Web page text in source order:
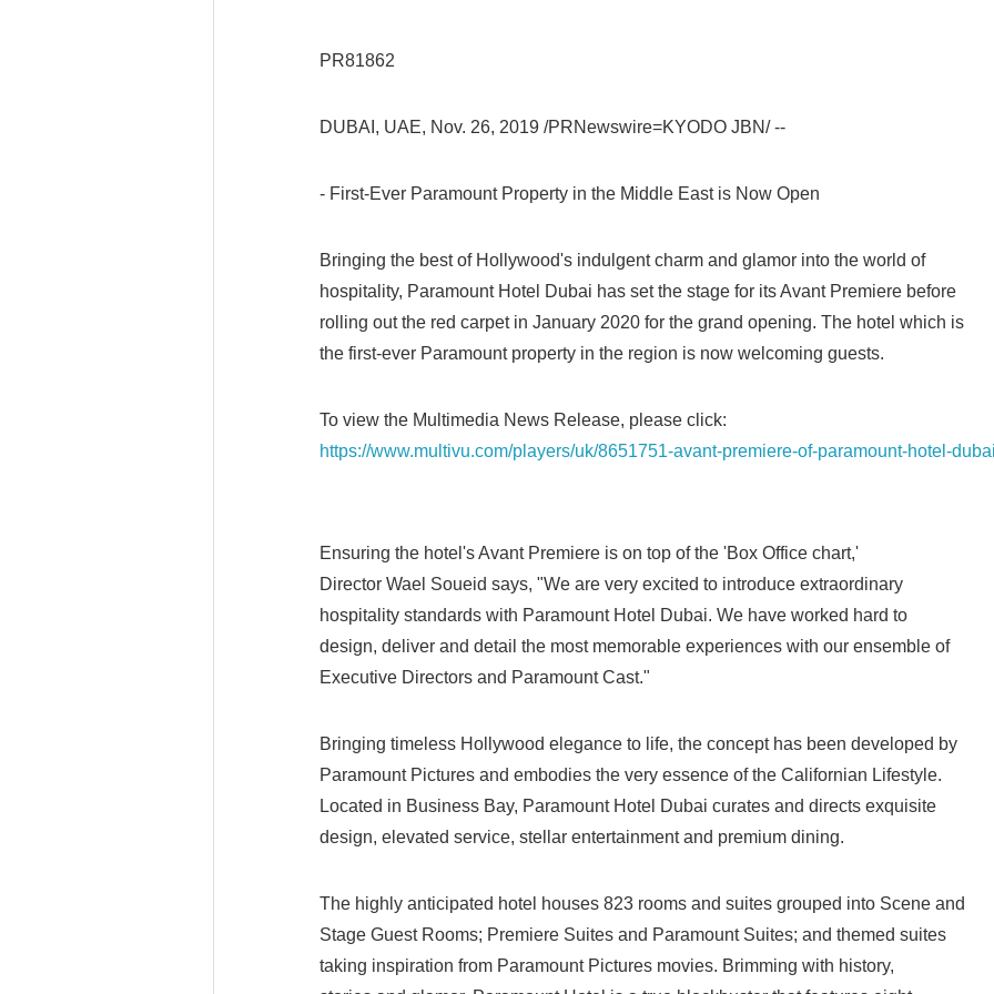
PR81862
DUBAI, UAE, Nov. 26, 2019 /PRNewswire=KYODO JBN/ --
- First-Ever Paramount Property in the Middle East is Now Open
Bringing the best of Hollywood's indulgent charm and glamor into the world of
hospitality, Paramount Hotel Dubai has set the stage for its Avant Premiere before
rolling out the red carpet in January 2020 for the grand opening. The hotel which is
the first-ever Paramount property in the region is now welcoming guests.
To view the Multimedia News Release, please click:
https://www.multivu.com/players/uk/8651751-avant-premiere-of-paramount-hotel-
Ensuring the hotel's Avant Premiere is on top of the 'Box Office chart,'
Director Wael Soueid says, "We are very excited to introduce extraordinary
hospitality standards with Paramount Hotel Dubai. We have worked hard to
design, deliver and detail the most memorable experiences with our ensemble of
Executive Directors and Paramount Cast."
Bringing timeless Hollywood elegance to life, the concept has been developed by
Paramount Pictures and embodies the very essence of the Californian Lifestyle.
Located in Business Bay, Paramount Hotel Dubai curates and directs exquisite
design, elevated service, stellar entertainment and premium dining.
The highly anticipated hotel houses 823 rooms and suites grouped into Scene and
Stage Guest Rooms; Premiere Suites and Paramount Suites; and themed suites
taking inspiration from Paramount Pictures movies. Brimming with history,